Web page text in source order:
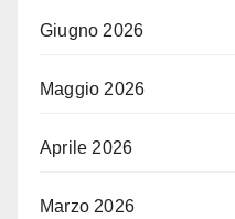
Giugno 2026
Maggio 2026
Aprile 2026
Marzo 2026